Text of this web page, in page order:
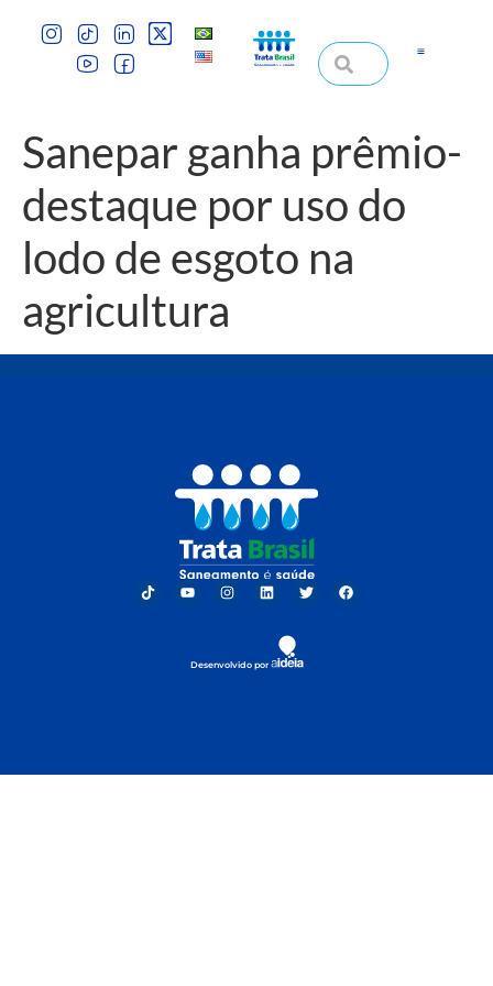
Sanepar ganha prêmio-
destaque por uso do
lodo de esgoto na
agricultura
Desenvolvido por